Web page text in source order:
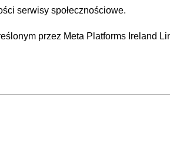
serwisy społecznościowe.
przez Meta Platforms Ireland